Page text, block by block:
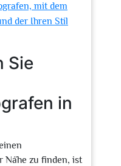
mit dem
der Ihren Stil
Sie
in
Nähe zu finden, ist